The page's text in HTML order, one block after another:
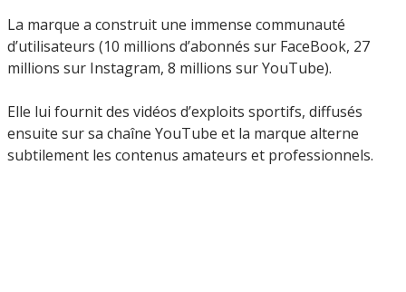
La marque a construit une immense communauté
d’utilisateurs (10 millions d’abonnés sur FaceBook, 27
millions sur Instagram, 8 millions sur YouTube).
Elle lui fournit des vidéos d’exploits sportifs, diffusés
ensuite sur sa chaîne YouTube et la marque alterne
subtilement les contenus amateurs et professionnels.